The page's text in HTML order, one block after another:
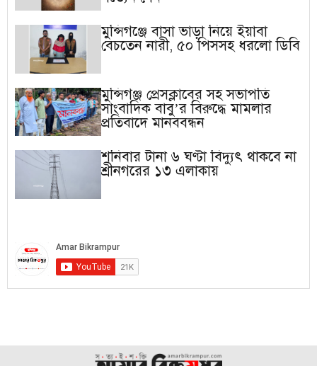
মুন্সিগঞ্জে বাসা ভাড়া নিয়ে ইয়াবা
বেচতেন নারী, ৫০ পিসসহ ধরলো ডিবি
মুন্সিগঞ্জ প্রেসক্লাবের সহ সভাপতি
সাংবাদিক বাবু’র বিরুদ্ধে মামলার
প্রতিবাদে মানববন্ধন
শনিবার টানা ৬ ঘণ্টা বিদ্যুৎ থাকবে না
শ্রীনগরের ১৩ এলাকায়